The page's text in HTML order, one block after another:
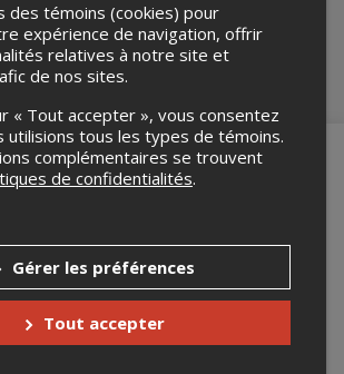
de l’événement,Les Promotions AWE
.
des témoins (cookies) pour
expérience de navigation, offrir
relatives à notre site et
de nos sites.
« Tout accepter », vous consentez
utilisions tous les types de témoins.
complémentaires se trouvent
de confidentialités.
Gérer les préférences
Tout accepter